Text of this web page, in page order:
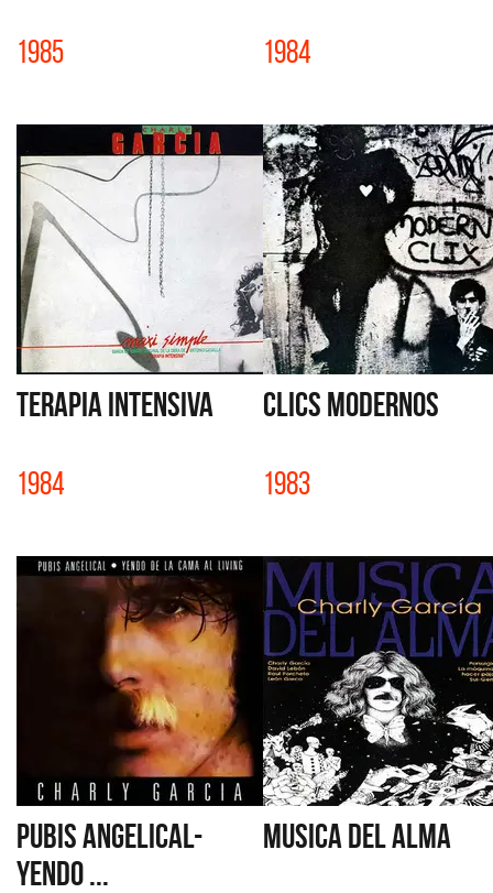
1985 1984
TERAPIA INTENSIVA
1984
CLICS MODERNOS
1983
PUBIS ANGELICAL-
YENDO ...
MUSICA DEL ALMA